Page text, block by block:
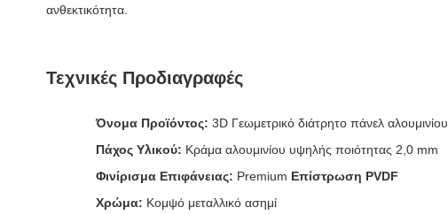
ανθεκτικότητα.
Τεχνικές Προδιαγραφές
Όνομα Προϊόντος: 3D Γεωμετρικό διάτρητο πάνελ αλουμινίου
Πάχος Υλικού: Κράμα αλουμινίου υψηλής ποιότητας 2,0 mm
Φινίρισμα Επιφάνειας: Premium Επίστρωση PVDF
Χρώμα: Κομψό μεταλλικό ασημί